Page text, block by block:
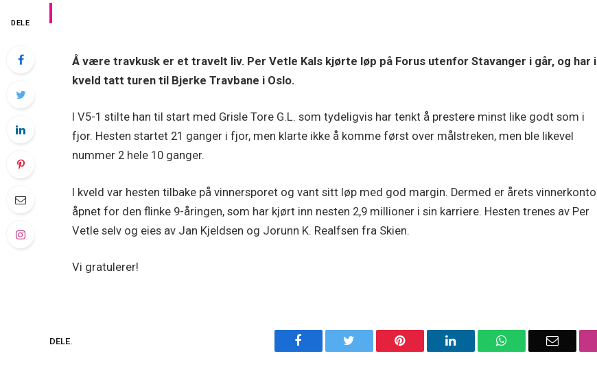
DELE
Å være travkusk er et travelt liv. Per Vetle Kals kjørte løp på Forus utenfor Stavanger i går, og har i
kveld tatt turen til Bjerke Travbane i Oslo.
I V5-1 stilte han til start med Grisle Tore G.L. som tydeligvis har tenkt å prestere minst like godt som i
fjor. Hesten startet 21 ganger i fjor, men klarte ikke å komme først over målstreken, men ble likevel
nummer 2 hele 10 ganger.
I kveld var hesten tilbake på vinnersporet og vant sitt løp med god margin. Dermed er årets vinnerkonto
åpnet for den flinke 9-åringen, som har kjørt inn nesten 2,9 millioner i sin karriere. Hesten trenes av Per
Vetle selv og eies av Jan Kjeldsen og Jorunn K. Realfsen fra Skien.
Vi gratulerer!
DELE. Facebook Pinterest LinkedIn WhatsAppEmail